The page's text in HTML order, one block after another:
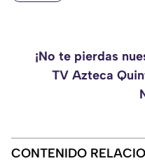
¡No te pierdas
TV Azteca
CONTENIDO